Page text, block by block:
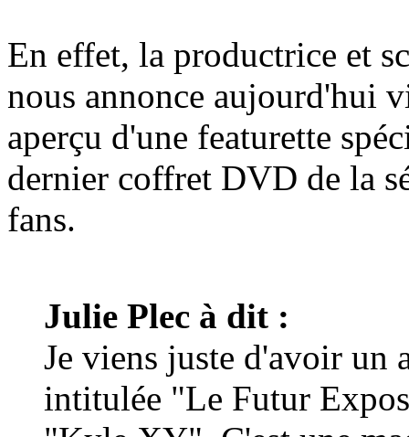
En effet, la productrice et
nous annonce aujourd'hui
aperçu d'une featurette
dernier coffret DVD de la
fans.
Julie Plec à dit :
Je viens juste d'avoir un
intitulée "Le Futur